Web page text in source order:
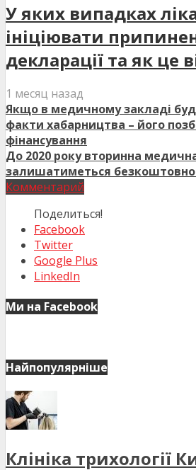
У яких випадках
ініціювати
декларації та як це
1 месяц назад
Якщо в медичному закладі
факти хабарництва – його
фінансування
До 2020 року вторинна
залишатиметься
Комментарий
Поделиться!
Facebook
Twitter
Google Plus
LinkedIn
Ми на Facebook
Найпопулярніше
Клініка трихології